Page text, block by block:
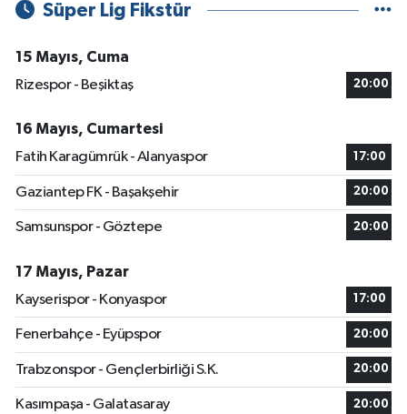
Süper Lig Fikstür
15 Mayıs, Cuma
Rizespor - Beşiktaş
20:00
16 Mayıs, Cumartesi
Fatih Karagümrük - Alanyaspor
17:00
Gaziantep FK - Başakşehir 20:00
Samsunspor - Göztepe 20:00
17 Mayıs, Pazar
Kayserispor - Konyaspor
17:00
Fenerbahçe - Eyüpspor 20:00
Trabzonspor - Gençlerbirliği S.K. 20:00
Kasımpaşa - Galatasaray 20:00